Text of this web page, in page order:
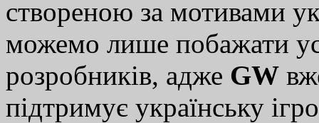
створеною за мотивами
можемо лише побажати
розробників, адже GW
підтримує українську